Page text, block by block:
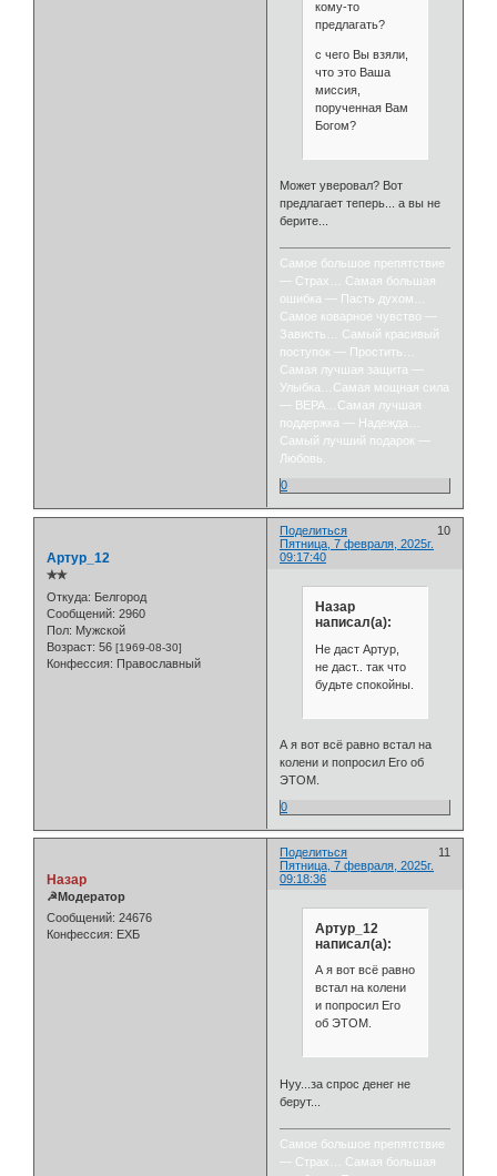
кому-то
предлагать?
с чего Вы взяли,
что это Ваша
миссия,
порученная Вам
Богом?
Может уверовал? Вот
предлагает теперь... а вы не
берите...
Самое большое препятствие
— Страх… Самая большая
ошибка — Пасть духом…
Самое коварное чувство —
Зависть… Самый красивый
поступок — Простить…
Самая лучшая защита —
Улыбка…Самая мощная сила
— ВЕРА…Самая лучшая
поддержка — Надежда…
Самый лучший подарок —
Любовь.
0
Поделиться
10
Пятница, 7 февраля, 2025г.
09:17:40
Артур_12
✯✯
Откуда: Белгород
Сообщений: 2960
Пол: Мужской
Возраст: 56 [1969-08-30]
Конфессия: Православный
Назар
написал(а):
Не даст Артур,
не даст.. так что
будьте спокойны.
А я вот всё равно встал на
колени и попросил Его об
ЭТОМ.
0
Поделиться
11
Пятница, 7 февраля, 2025г.
09:18:36
Назар
☭Модератор
Сообщений: 24676
Конфессия: ЕХБ
Артур_12
написал(а):
А я вот всё равно
встал на колени
и попросил Его
об ЭТОМ.
Нуу...за спрос денег не
берут...
Самое большое препятствие
— Страх… Самая большая